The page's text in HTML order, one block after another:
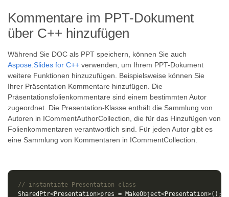
Kommentare im PPT-Dokument
über C++ hinzufügen
Während Sie DOC als PPT speichern, können Sie auch
Aspose.Slides for C++ verwenden, um Ihrem PPT-Dokument
weitere Funktionen hinzuzufügen. Beispielsweise können Sie
Ihrer Präsentation Kommentare hinzufügen. Die
Präsentationsfolienkommentare sind einem bestimmten Autor
zugeordnet. Die Presentation-Klasse enthält die Sammlung von
Autoren in ICommentAuthorCollection, die für das Hinzufügen von
Folienkommentaren verantwortlich sind. Für jeden Autor gibt es
eine Sammlung von Kommentaren in ICommentCollection.
// instantiate Presentation class
SharedPtr<Presentation>pres = MakeObject<Presentation>();